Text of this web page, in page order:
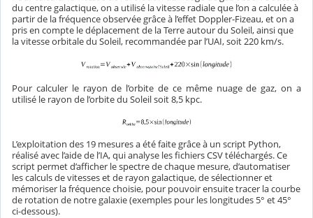
du centre galactique, on a utilisé la vitesse radiale que l’on a calculée à
partir de la fréquence observée grâce à l’effet Doppler-Fizeau, et on a
pris en compte le déplacement de la Terre autour du Soleil, ainsi que
la vitesse orbitale du Soleil, recommandée par l’UAI, soit 220 km/s.
Pour calculer le rayon de l’orbite de ce même nuage de gaz, on a
utilisé le rayon de l’orbite du Soleil soit 8,5 kpc.
L’exploitation des 19 mesures a été faite grâce à un script Python,
réalisé avec l’aide de l’IA, qui analyse les fichiers CSV téléchargés. Ce
script permet d’afficher le spectre de chaque mesure, d’automatiser
les calculs de vitesses et de rayon galactique, de sélectionner et
mémoriser la fréquence choisie, pour pouvoir ensuite tracer la courbe
de rotation de notre galaxie (exemples pour les longitudes 5° et 45°
ci-dessous).